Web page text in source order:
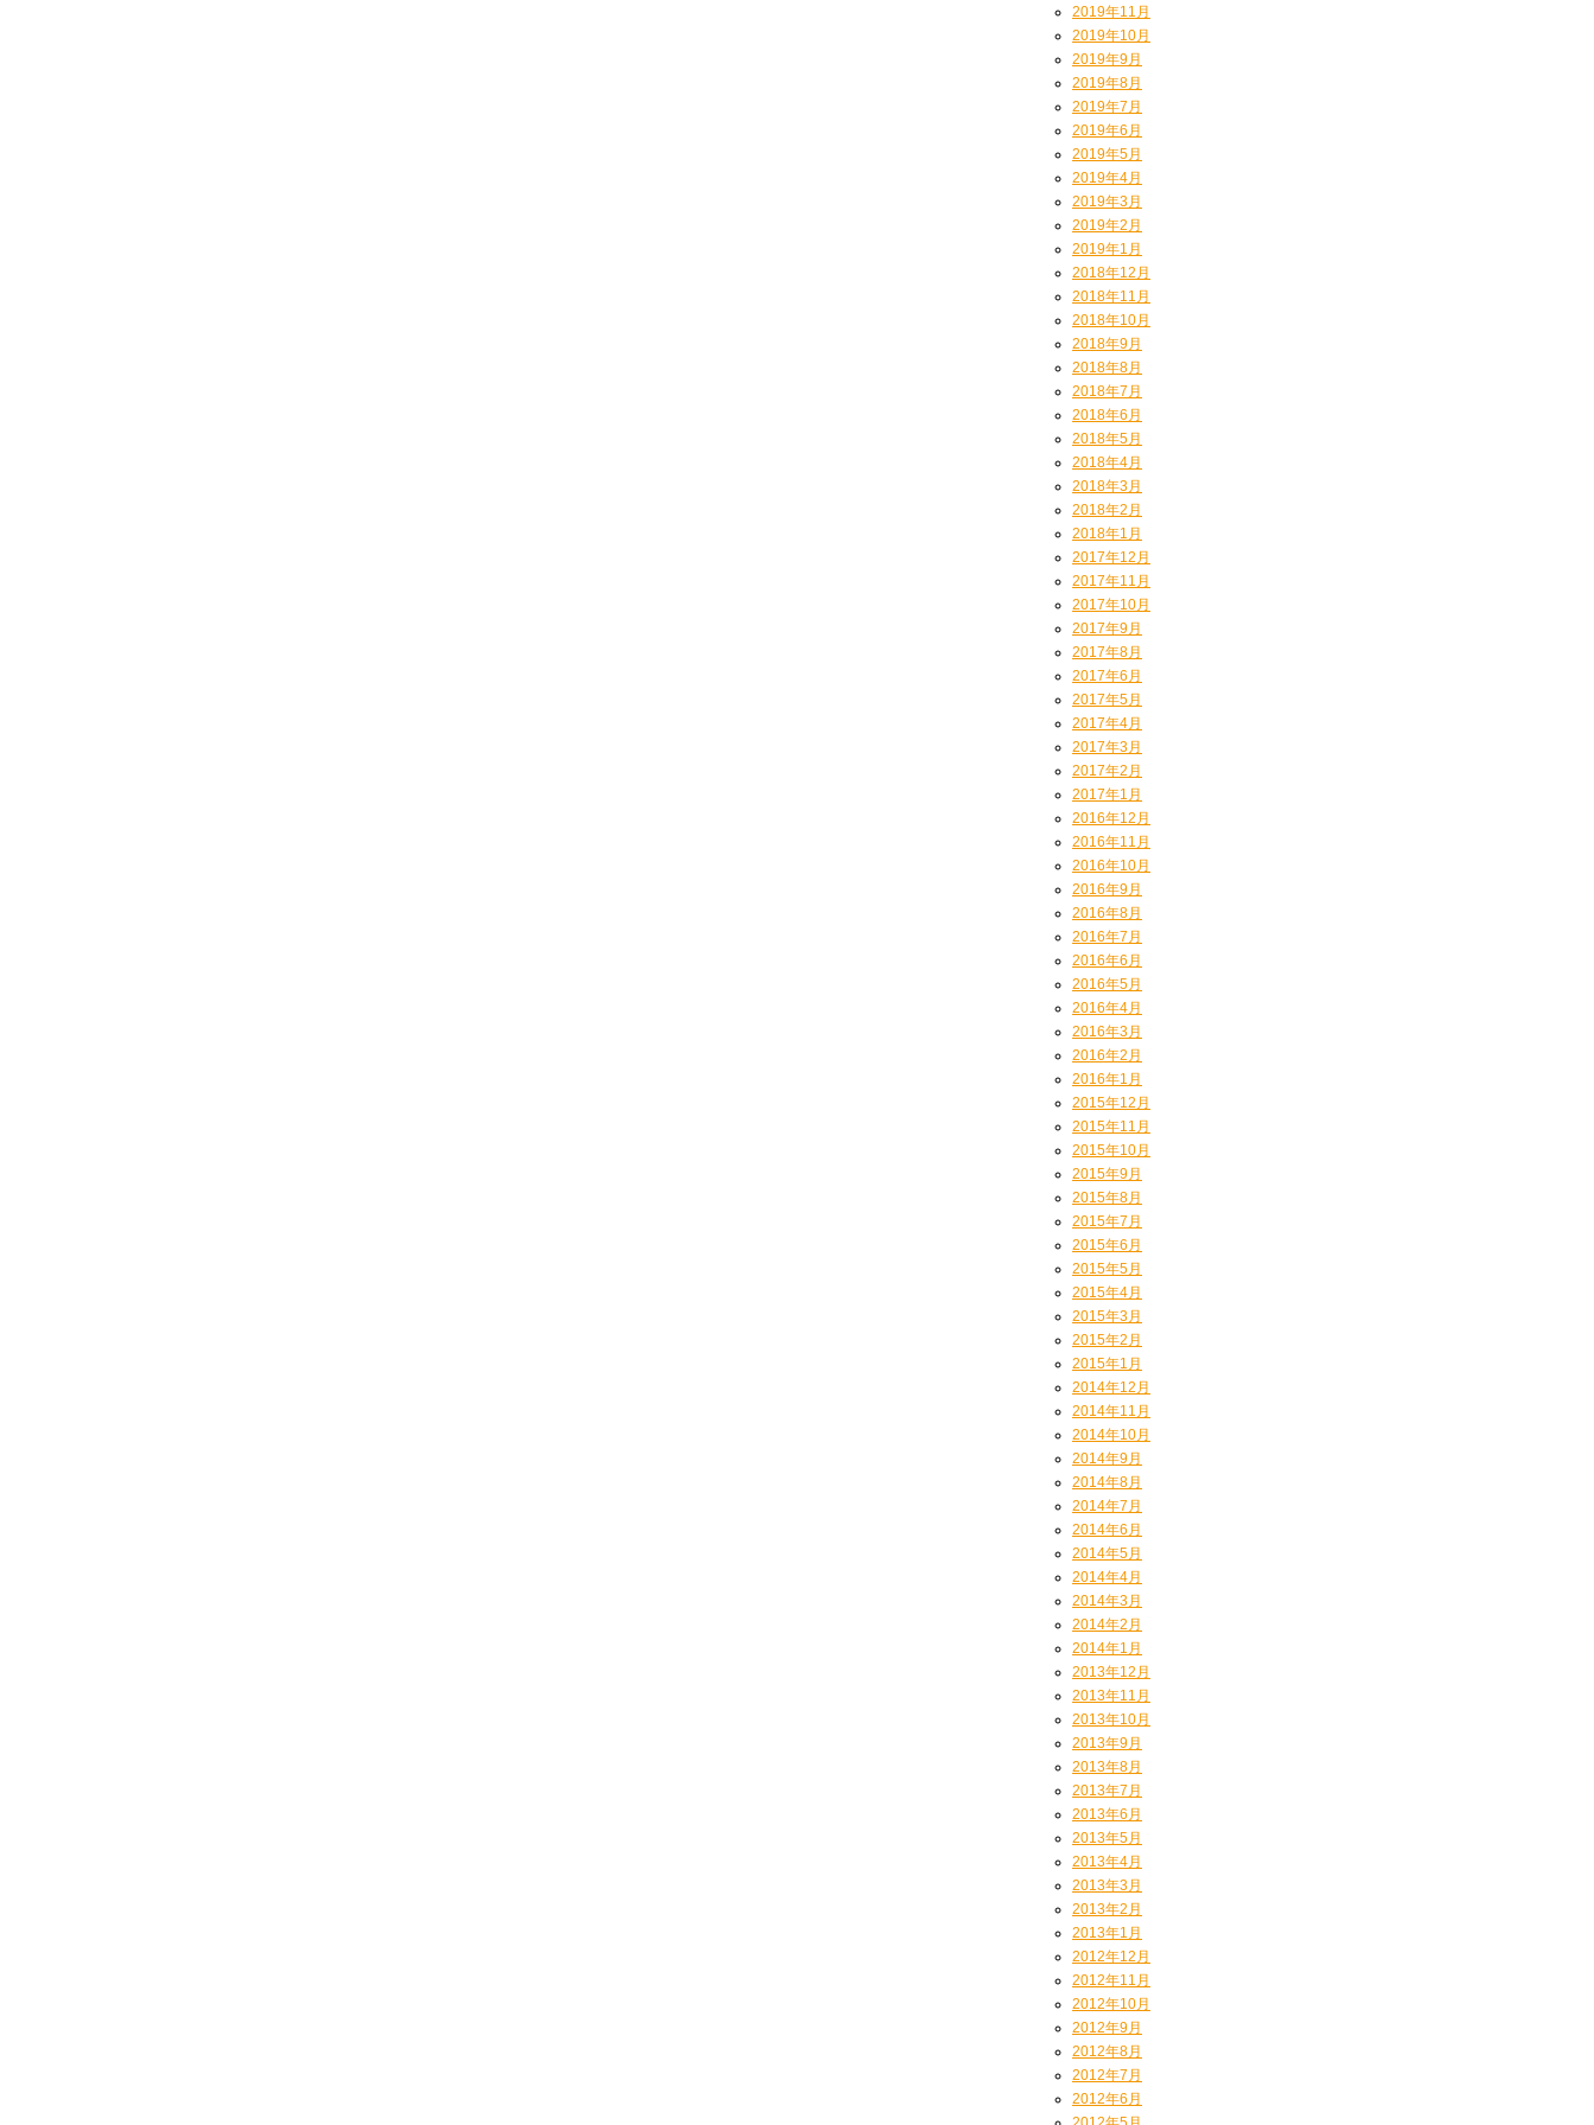
2019年11月
2019年10月
2019年9月
2019年8月
2019年7月
2019年6月
2019年5月
2019年4月
2019年3月
2019年2月
2019年1月
2018年12月
2018年11月
2018年10月
2018年9月
2018年8月
2018年7月
2018年6月
2018年5月
2018年4月
2018年3月
2018年2月
2018年1月
2017年12月
2017年11月
2017年10月
2017年9月
2017年8月
2017年6月
2017年5月
2017年4月
2017年3月
2017年2月
2017年1月
2016年12月
2016年11月
2016年10月
2016年9月
2016年8月
2016年7月
2016年6月
2016年5月
2016年4月
2016年3月
2016年2月
2016年1月
2015年12月
2015年11月
2015年10月
2015年9月
2015年8月
2015年7月
2015年6月
2015年5月
2015年4月
2015年3月
2015年2月
2015年1月
2014年12月
2014年11月
2014年10月
2014年9月
2014年8月
2014年7月
2014年6月
2014年5月
2014年4月
2014年3月
2014年2月
2014年1月
2013年12月
2013年11月
2013年10月
2013年9月
2013年8月
2013年7月
2013年6月
2013年5月
2013年4月
2013年3月
2013年2月
2013年1月
2012年12月
2012年11月
2012年10月
2012年9月
2012年8月
2012年7月
2012年6月